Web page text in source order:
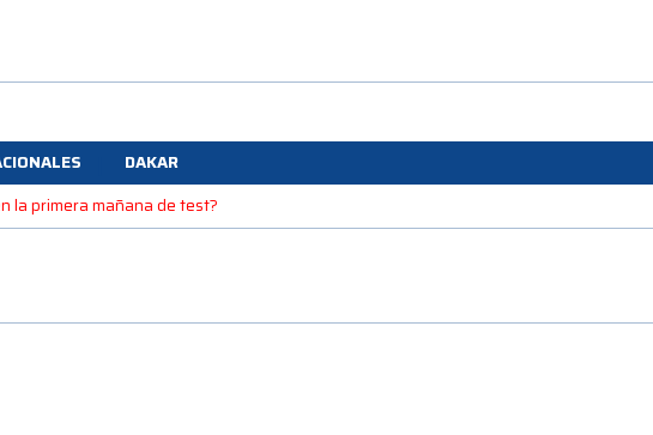
DAKAR
la primera mañana de test?